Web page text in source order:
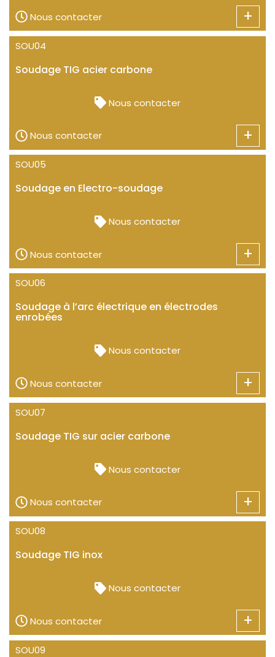
Nous contacter +
SOU04
Soudage TIG acier carbone
Nous contacter
Nous contacter +
SOU05
Soudage en Electro-soudage
Nous contacter
Nous contacter +
SOU06
Soudage à l’arc électrique en électrodes
enrobées
Nous contacter
Nous contacter +
SOU07
Soudage TIG sur acier carbone
Nous contacter
Nous contacter +
SOU08
Soudage TIG inox
Nous contacter
Nous contacter +
SOU09